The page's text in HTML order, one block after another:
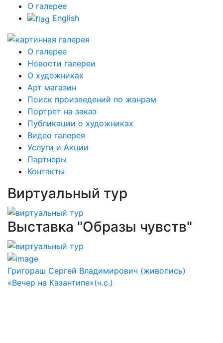
О галерее
English
О галерее
Новости галереи
О художниках
Арт магазин
Поиск произведений по жанрам
Портрет на заказ
Публикации о художниках
Видео галерея
Услуги и Акции
Партнеры
Контакты
Виртуальный тур
Выставка "Образы чувств"
Григораш Сергей Владимирович (живопись)
«Вечер на Казантипе»(ч.с.)